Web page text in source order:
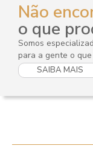
Não
o que
Somos
para a gente o
SAIBA MAIS